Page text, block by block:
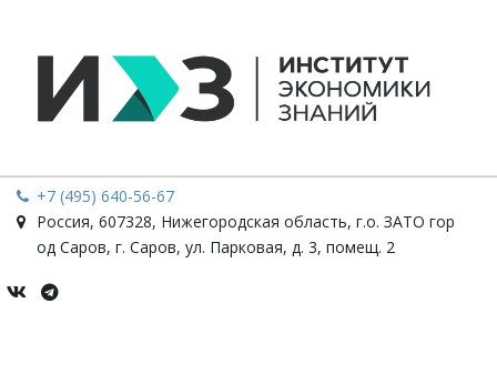
+7 (495) 640-56-67
Россия, 607328, Нижегородская область, г.о. ЗАТО гор
од Саров, г. Саров, ул. Парковая, д. 3, помещ. 2